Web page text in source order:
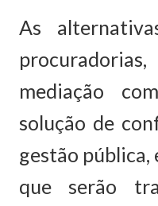
As
mediação
solução de
gestão pública,
que serão